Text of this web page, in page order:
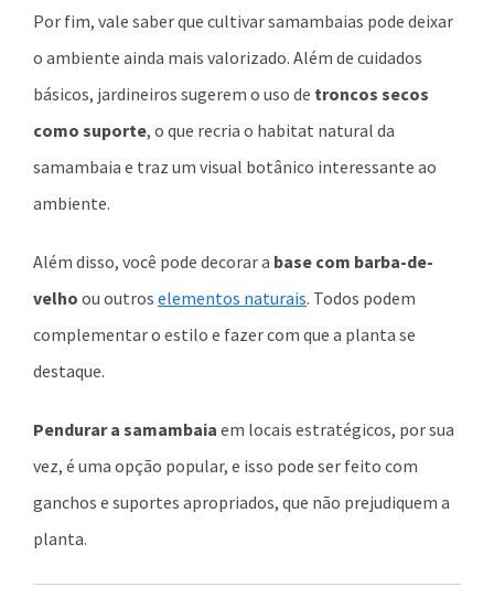
Por fim, vale saber que cultivar samambaias pode deixar
o ambiente ainda mais valorizado. Além de cuidados
básicos, jardineiros sugerem o uso de troncos secos
como suporte, o que recria o habitat natural da
samambaia e traz um visual botânico interessante ao
ambiente.
Além disso, você pode decorar a base com barba-de-
velho ou outros elementos naturais. Todos podem
complementar o estilo e fazer com que a planta se
destaque.
Pendurar a samambaia em locais estratégicos, por sua
vez, é uma opção popular, e isso pode ser feito com
ganchos e suportes apropriados, que não prejudiquem a
planta.